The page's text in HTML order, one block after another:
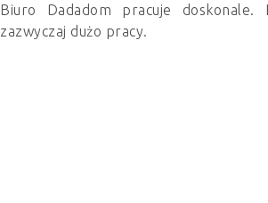
Biuro Dadadom pracuje doskonale.
zazwyczaj dużo pracy.